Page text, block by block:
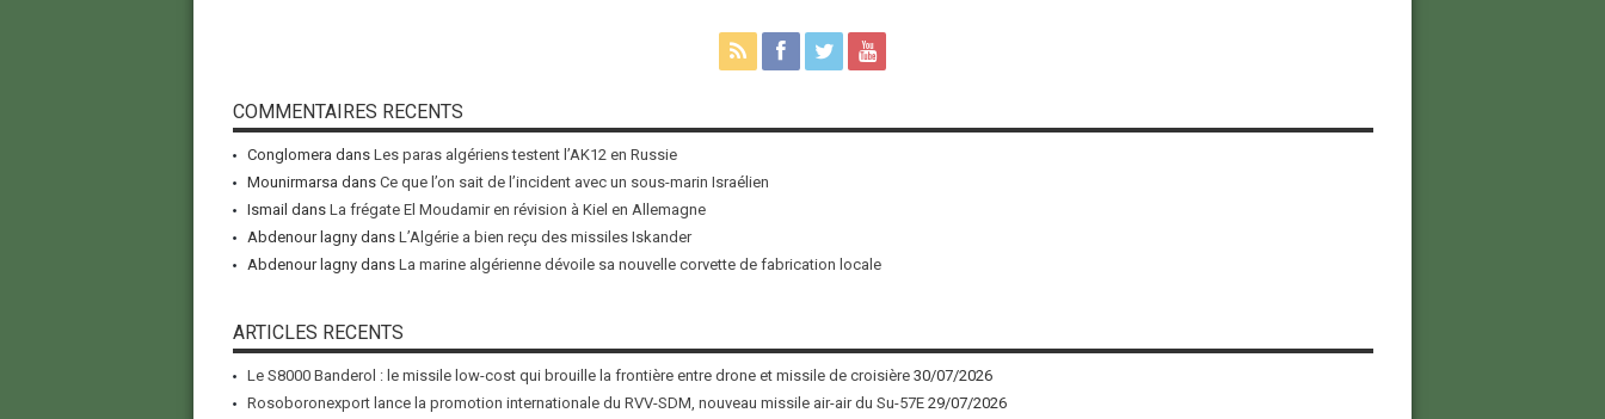
COMMENTAIRES RECENTS
Conglomera dans Les paras algériens testent l’AK12 en Russie
Mounirmarsa dans Ce que l’on sait de l’incident avec un sous-marin Israélien
Ismail dans La frégate El Moudamir en révision à Kiel en Allemagne
Abdenour lagnydans L’Algérie a bien reçu des missiles Iskander
Abdenour lagnydans La marine algérienne dévoile sa nouvelle corvette de fabrication locale
ARTICLES RECENTS
Le S8000 Banderol : le missile low-cost qui brouille la frontière entre drone et missile de croisière 30/07/2026
Rosoboronexport lance la promotion internationale du RVV-SDM, nouveau missile air-air du Su-57E 29/07/2026